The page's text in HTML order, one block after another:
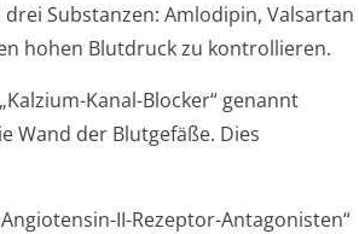
Substanzen: Amlodipin, Valsartan
hohen Blutdruck zu kontrollieren.
Kanal-Blocker“ genannt
Wand der Blutgefäße. Dies
II-Rezeptor-Antagonisten“